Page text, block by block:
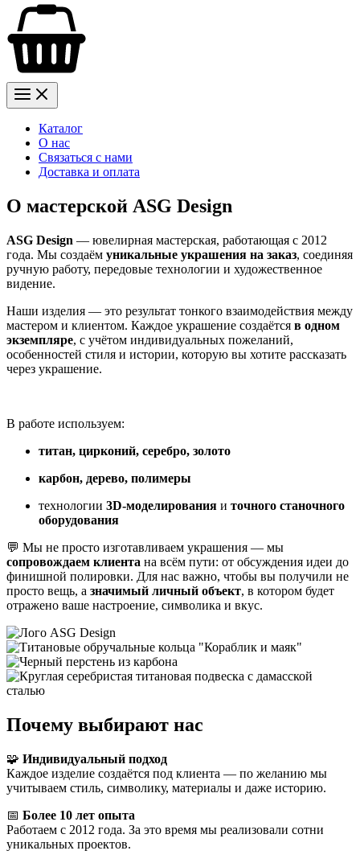
Каталог
О нас
Связаться с нами
Доставка и оплата
О мастерской ASG Design
ASG Design — ювелирная мастерская, работающая с 2012
года. Мы создаём уникальные украшения на заказ, соединяя
ручную работу, передовые технологии и художественное
видение.
Наши изделия — это результат тонкого взаимодействия между
мастером и клиентом. Каждое украшение создаётся в одном
экземпляре, с учётом индивидуальных пожеланий,
особенностей стиля и истории, которую вы хотите рассказать
через украшение.
В работе используем:
титан, цирконий, серебро, золото
карбон, дерево, полимеры
технологии 3D-моделирования и точного станочного
оборудования
💬 Мы не просто изготавливаем украшения — мы
сопровождаем клиента на всём пути: от обсуждения идеи до
финишной полировки. Для нас важно, чтобы вы получили не
просто вещь, а значимый личный объект, в котором будет
отражено ваше настроение, символика и вкус.
Почему выбирают нас
🧩 Индивидуальный подход
Каждое изделие создаётся под клиента — по желанию мы
учитываем стиль, символику, материалы и даже историю.
📅 Более 10 лет опыта
Работаем с 2012 года. За это время мы реализовали сотни
уникальных проектов.